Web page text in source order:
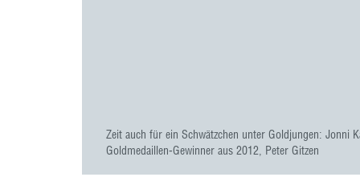
Zeit auch für ein Schwätzchen unter Goldjungen: Jonni
Goldmedaillen-Gewinner aus 2012, Peter Gitzen